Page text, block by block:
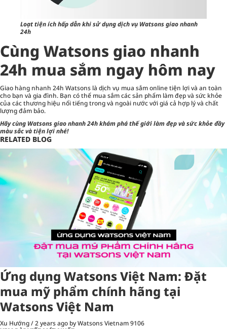
Loạt tiện ích hấp dẫn khi sử dụng dịch vụ Watsons giao nhanh
24h
Cùng Watsons giao nhanh
24h mua sắm ngay hôm nay
Giao hàng nhanh 24h Watsons là dịch vụ mua sắm online tiện lợi và an toàn
cho bạn và gia đình. Bạn có thể mua sắm các sản phẩm làm đẹp và sức khỏe
của các thương hiệu nổi tiếng trong và ngoài nước với giá cả hợp lý và chất
lượng đảm bảo.
Hãy cùng Watsons giao nhanh 24hkhám phá thế giới làm đẹp và sức khỏe đầy
màu sắc và tiện lợi nhé!
RELATED BLOG
Ứng dụng Watsons Việt Nam: Đặt
mua mỹ phẩm chính hãng tại
Watsons Việt Nam
Xu Hướng/2 years ago by Watsons Vietnam9106